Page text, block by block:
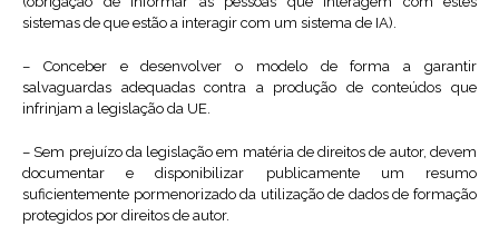
sistemas de que estão a interagir com um sistema de IA).
– Conceber e desenvolver o modelo de forma a garantir
salvaguardas adequadas contra a produção de conteúdos que
infrinjam a legislação da UE.
– Sem prejuízo da legislação em matéria de direitos de autor, devem
documentar e disponibilizar publicamente um resumo
suficientemente pormenorizado da utilização de dados de formação
protegidos por direitos de autor.